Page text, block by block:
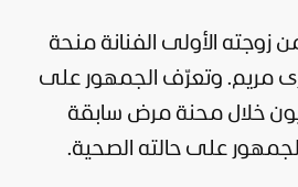
زوجته الأولى الفنانة منحة
مريم. وتعرّف الجمهور على
خلال محنة مرض سابقة
على حالته الصحية.